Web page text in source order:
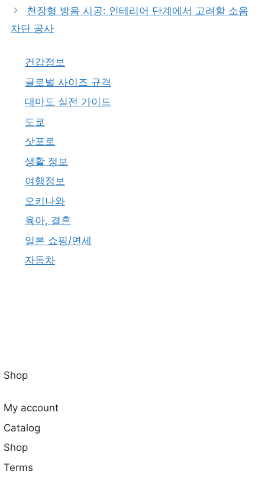
천장형 방음 시공: 인테리어 단계에서 고려할 소음
차단 공사
건강정보
글로벌 사이즈 규격
대마도 실전 가이드
도쿄
삿포로
생활 정보
여행정보
오키나와
육아, 결혼
일본 쇼핑/면세
자동차
Shop
My account
Catalog
Shop
Terms